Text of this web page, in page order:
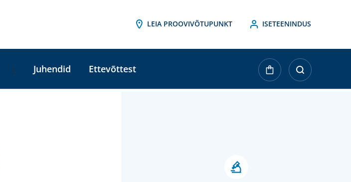
LEIA PROOVIVÕTUPUNKT ISETEENINDUS
| Juhendid Ettevõttest